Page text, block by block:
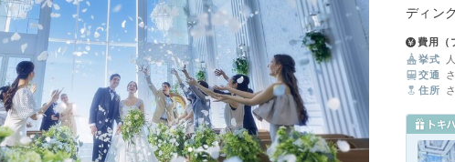
ディン
りのお
費用（
挙式
交通
住所